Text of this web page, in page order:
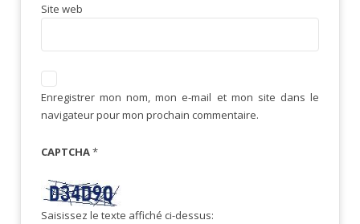
Site web
Enregistrer mon nom, mon e-mail et mon site dans le
navigateur pour mon prochain commentaire.
CAPTCHA*
Saisissez le texte affiché ci-dessus: